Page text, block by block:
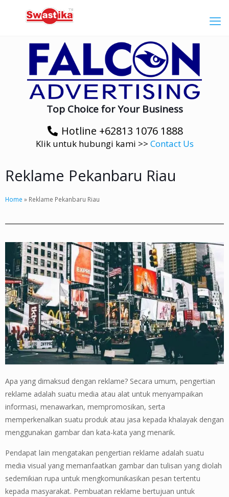
Top Choice for Your Business
Hotline +62813 1076 1888
Klik untuk hubungi kami >> Contact Us
Reklame Pekanbaru Riau
Home » Reklame Pekanbaru Riau
Apa yang dimaksud dengan reklame? Secara umum, pengertian
reklame adalah suatu media atau alat untuk menyampaikan
informasi, menawarkan, mempromosikan, serta
memperkenalkan suatu produk atau jasa kepada khalayak dengan
menggunakan gambar dan kata-kata yang menarik.
Pendapat lain mengatakan pengertian reklame adalah suatu
media visual yang memanfaatkan gambar dan tulisan yang diolah
sedemikian rupa untuk mengkomunikasikan pesan tertentu
kepada masyarakat. Pembuatan reklame bertujuan untuk